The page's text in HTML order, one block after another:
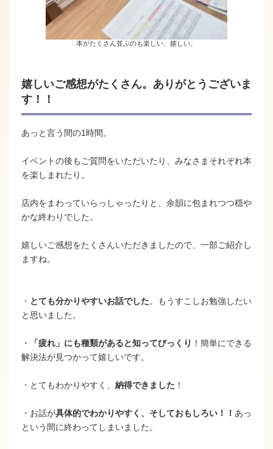
本がたくさん並ぶのも楽しい、嬉しい。
嬉しいご感想がたくさん。ありがとうございま
す！！
あっと言う間の1時間。
イベントの後もご質問をいただいたり、みなさまそれぞれ本
を楽しまれたり。
店内をまわっていらっしゃったりと、余韻に包まれつつ穏や
かな終わりでした。
嬉しいご感想をたくさんいただきましたので、一部ご紹介し
ますね。
・ とても分かりやすいお話でした。もうすこしお勉強したい
と思いました。
・ 「疲れ」にも種類があると知ってびっくり ！簡単にできる
解決法が見つかって嬉しいです。
・とてもわかりやすく、 納得できました ！
・お話が具体的でわかりやすく、そしておもしろい！！ あっ
という間に終わってしまいました。